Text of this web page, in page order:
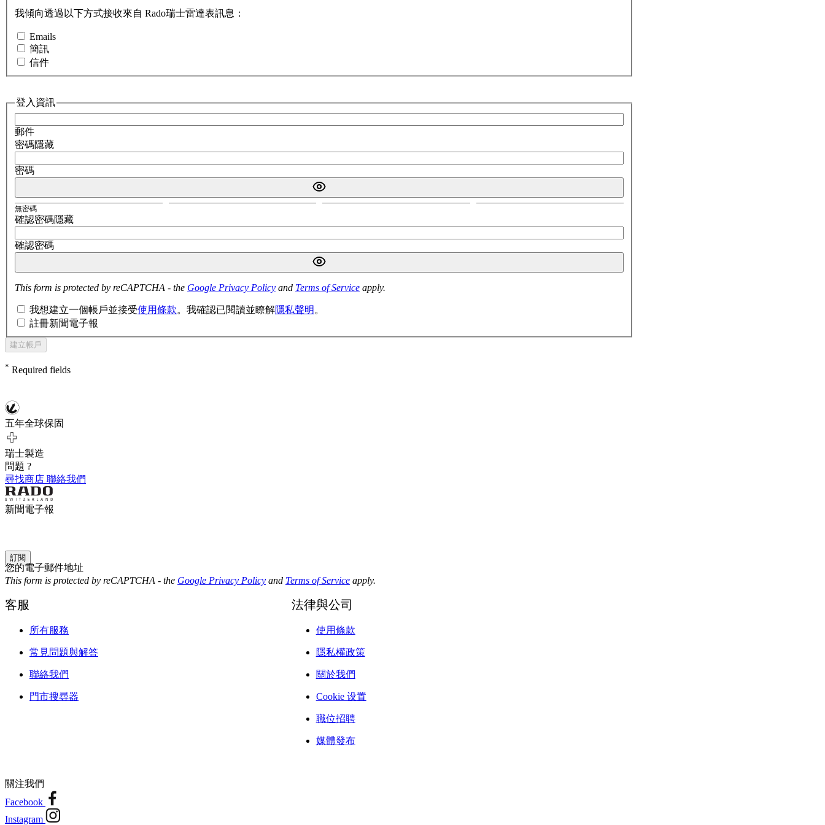
我傾向透過以下方式接收來自 Rado瑞士雷達表訊息：
Emails
簡訊
信件
登入資訊
郵件
密碼隱藏
密碼
無密碼
確認密碼隱藏
確認密碼
This form is protected by reCAPTCHA - the Google Privacy Policy and Terms of Service apply.
我想建立一個帳戶並接受使用條款。我確認已閱讀並瞭解隱私聲明 。
註冊新聞電子報
建立帳戶
* Required fields
五年全球保固
瑞士製造
問題 ?
尋找商店 聯絡我們
新聞電子報
您的電子郵件地址
訂閱
This form is protected by reCAPTCHA - the Google Privacy Policy and Terms of Service apply.
客服
所有服務
常見問題與解答
聯絡我們
門市搜尋器
法律與公司
使用條款
隱私權政策
關於我們
Cookie 设置
職位招聘
媒體發布
關注我們
Facebook
Instagram